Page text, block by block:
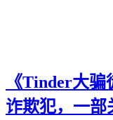
《Tinder大
诈欺犯，一部